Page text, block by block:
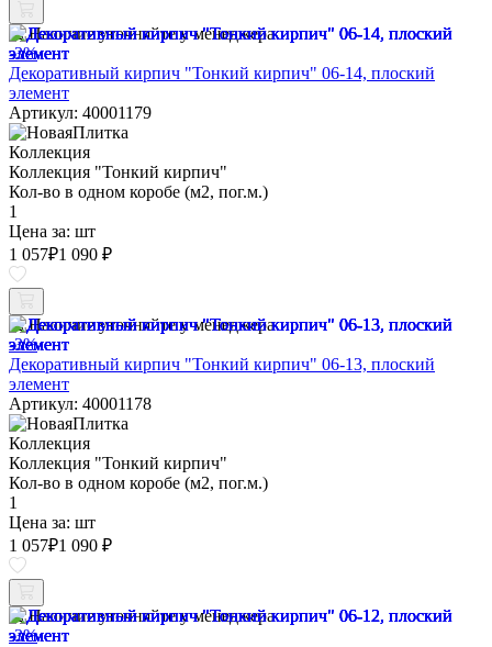
Наличие уточняйте у менеджера
-3%
Декоративный кирпич "Тонкий кирпич" 06-14, плоский
элемент
Артикул: 40001179
Коллекция
Коллекция "Тонкий кирпич"
Кол-во в одном коробе (м2, пог.м.)
1
Цена за: шт
1 057₽1 090 ₽
Наличие уточняйте у менеджера
-3%
Декоративный кирпич "Тонкий кирпич" 06-13, плоский
элемент
Артикул: 40001178
Коллекция
Коллекция "Тонкий кирпич"
Кол-во в одном коробе (м2, пог.м.)
1
Цена за: шт
1 057₽1 090 ₽
Наличие уточняйте у менеджера
-3%